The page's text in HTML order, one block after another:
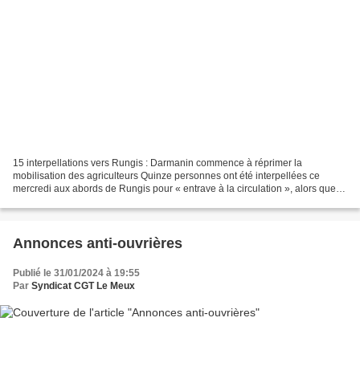
15 interpellations vers Rungis : Darmanin commence à réprimer la
mobilisation des agriculteurs Quinze personnes ont été interpellées ce
mercredi aux abords de Rungis pour « entrave à la circulation », alors que le
Annonces anti-ouvrières
Publié le 31/01/2024 à 19:55
Par Syndicat CGT Le Meux